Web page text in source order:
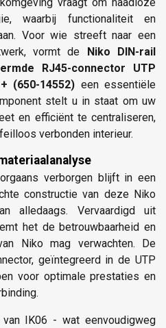
waarbij functionaliteit en
Voor wie streeft naar een
vormt de Niko DIN-rail
RJ45-connector UTP
(650-14552) een essentiële
stelt u in staat om uw
en efficiënt te centraliseren,
verbonden interieur.
verborgen blijft in een
constructie van deze Niko
alledaags. Vervaardigd uit
het de betrouwbaarheid en
Niko mag verwachten. De
geïntegreerd in de UTP
voor optimale prestaties en
IK06 - wat eenvoudigweg